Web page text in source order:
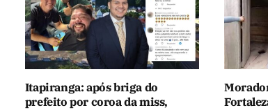
Itapiranga: após briga do
prefeito por coroa da miss,